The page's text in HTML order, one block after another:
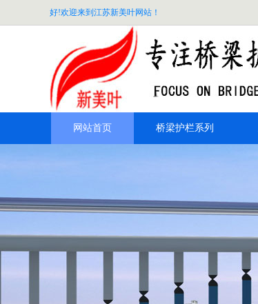
好!欢迎来到江苏新美叶网站！
网站首页 桥梁护栏系列